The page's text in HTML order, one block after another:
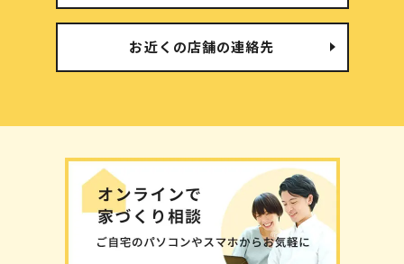
お近くの店舗の連絡先